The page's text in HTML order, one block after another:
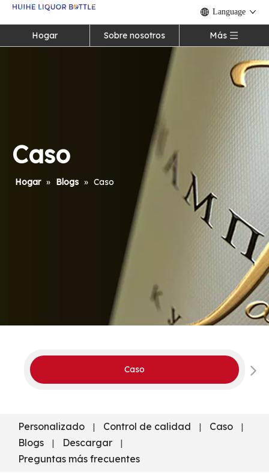
Language
Hogar Sobre nosotros Más
Caso
Hogar » Blogs » Caso
Caso
Personalizado | Control de calidad | Caso |
Blogs | Descargar |
Preguntas más frecuentes